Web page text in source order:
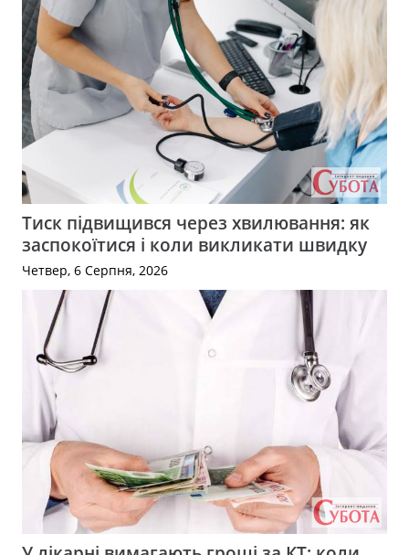
Тиск підвищився через хвилювання: як
заспокоїтися і коли викликати швидку
Четвер, 6 Серпня, 2026